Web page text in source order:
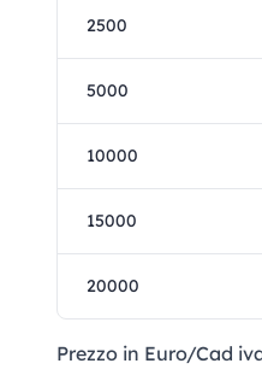
2500
5000
10000
15000
20000
Prezzo in Euro/Cad